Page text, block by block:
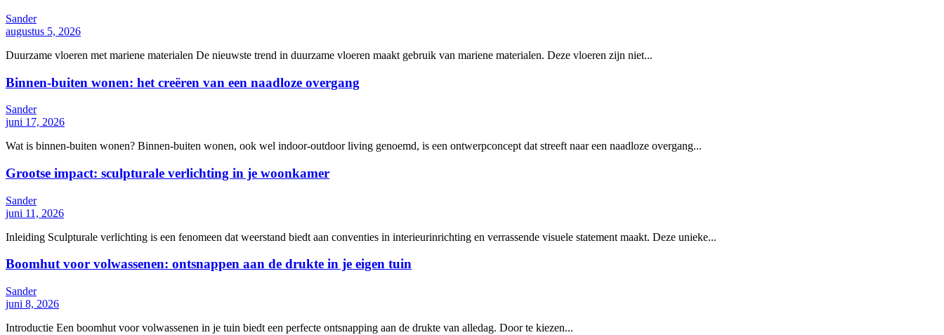
Sander
augustus 5, 2026
Duurzame vloeren met mariene materialen De nieuwste trend in duurzame vloeren maakt gebruik van mariene materialen. Deze vloeren zijn niet...
Binnen-buiten wonen: het creëren van een naadloze overgang
Sander
juni 17, 2026
Wat is binnen-buiten wonen? Binnen-buiten wonen, ook wel indoor-outdoor living genoemd, is een ontwerpconcept dat streeft naar een naadloze overgang...
Grootse impact: sculpturale verlichting in je woonkamer
Sander
juni 11, 2026
Inleiding Sculpturale verlichting is een fenomeen dat weerstand biedt aan conventies in interieurinrichting en verrassende visuele statement maakt. Deze unieke...
Boomhut voor volwassenen: ontsnappen aan de drukte in je eigen tuin
Sander
juni 8, 2026
Introductie Een boomhut voor volwassenen in je tuin biedt een perfecte ontsnapping aan de drukte van alledag. Door te kiezen...